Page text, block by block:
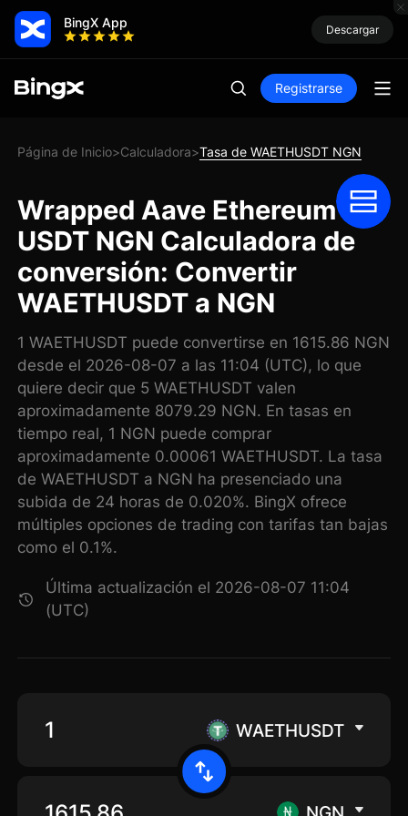
BingX App Descargar
Registrarse
Página de Inicio>Calculadora>Tasa de WAETHUSDT NGN
Wrapped Aave Ethereum
USDT NGN Calculadora de
conversión: Convertir
WAETHUSDT a NGN
1 WAETHUSDT puede convertirse en 1615.86 NGN
desde el 2026-08-07 a las 11:04 (UTC), lo que
quiere decir que 5 WAETHUSDT valen
aproximadamente 8079.29 NGN. En tasas en
tiempo real, 1 NGN puede comprar
aproximadamente 0.00061 WAETHUSDT. La tasa
de WAETHUSDT a NGN ha presenciado una
subida de 24 horas de 0.020%. BingX ofrece
múltiples opciones de trading con tarifas tan bajas
como el 0.1%.
Última actualización el 2026-08-07 11:04
(UTC)
WAETHUSDT